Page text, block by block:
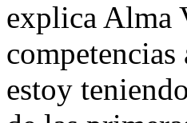
explica Alma
estoy